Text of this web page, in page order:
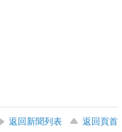
返回新聞列表
返回頁首